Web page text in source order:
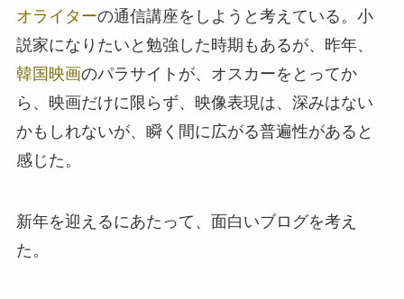
オライターの通信講座をしようと考えている。小
説家になりたいと勉強した時期もあるが、昨年、
韓国映画のパラサイトが、オスカーをとってか
ら、映画だけに限らず、映像表現は、深みはない
かもしれないが、瞬く間に広がる普遍性があると
感じた。
新年を迎えるにあたって、面白いブログを考え
た。